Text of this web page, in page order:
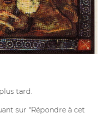
tard.
sur "Répondre à cet